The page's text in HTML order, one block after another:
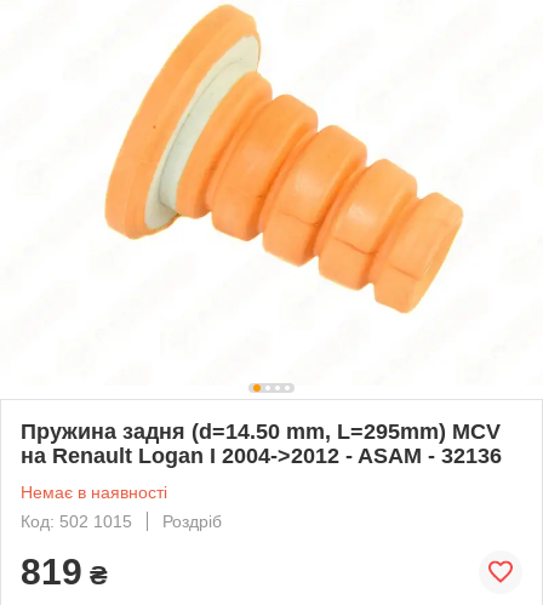
Пружина задня (d=14.50 mm, L=295mm) MCV
на Renault Logan I 2004->2012 - ASAM - 32136
Немає в наявності
Код: 502 1015
Роздріб
819 ₴